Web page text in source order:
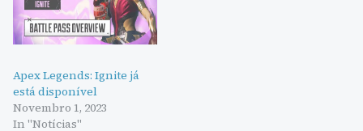
Apex Legends: Ignite já
está disponível
Novembro 1, 2023
In "Notícias"